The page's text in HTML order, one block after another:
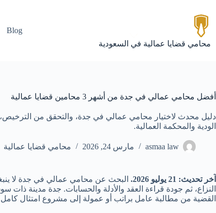
إلى
المحتوى
محامي قضايا عمالية في السعودية
Blog
أفضل محامي عمالي في جدة من أشهر 3 محامين قضايا عمالية
دليل محدث لاختيار محامي عمالي في جدة، والتحقق من الترخيص،
الودية والمحكمة العمالية.
asmaa law مارس 24, 2026 محامي قضايا عمالية
آخر تحديث: 21 يوليو 2026.
البحث عن محامي عمالي في جدة لا
النزاع، ثم جودة قراءة العقد والأدلة والحسابات. جدة مدينة
القضية من مطالبة عامل براتب أو عمولة إلى مشروع امتثال كامل